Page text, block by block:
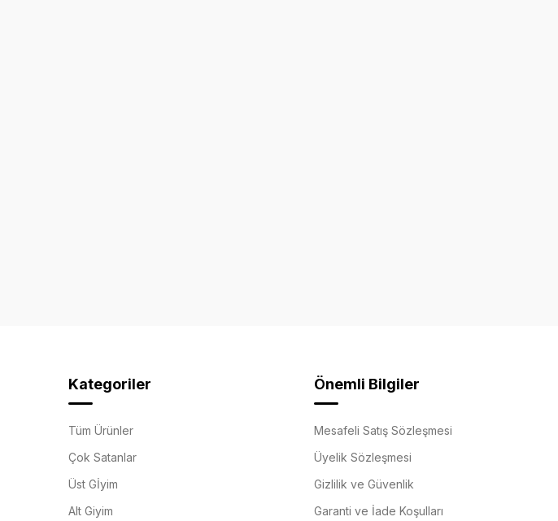
Kategoriler
Tüm Ürünler
Çok Satanlar
Üst Gİyim
Alt Giyim
Önemli Bilgiler
Mesafeli Satış Sözleşmesi
Üyelik Sözleşmesi
Gizlilik ve Güvenlik
Garanti ve İade Koşulları